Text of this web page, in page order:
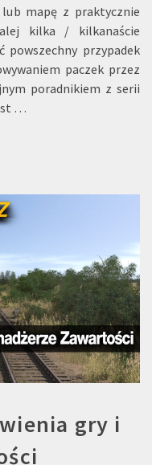
mapę z praktycznie
kilka / kilkanaście
powszechny przypadek
paczek przez
poradnikiem z serii
…
gry i